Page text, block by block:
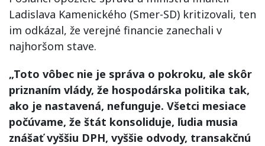
Ladislava Kamenického (Smer-SD) kritizovali, ten
im odkázal, že verejné financie zanechali v
najhoršom stave.
„Toto vôbec nie je správa o pokroku, ale skôr
priznaním vlády, že hospodárska politika tak,
ako je nastavená, nefunguje. Všetci mesiace
počúvame, že štát konsoliduje, ľudia musia
znášať vyššiu DPH, vyššie odvody, transakčnú